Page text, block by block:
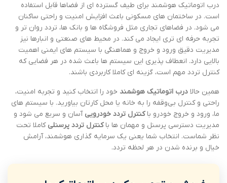
درب اتوماتیک هوشمند برای طیف گسترده ای از فضاها قابل استفاده
است. در ساختمان های مسکونی باعث افزایش امنیت و راحتی ساکنان
می شود. در فضاهای تجاری مثل فروشگاه ها و بانک ها، تردد روان تر و
تجربه حرفه ای تری ایجاد می کند. در محیط های صنعتی و انبارها نیز
مدیریت دقیق ورود و خروج و هماهنگی با سیستم های ایمنی اهمیت
بالایی دارد. انعطاف پذیری این سیستم ها باعث شده در هر فضایی که
کنترل تردد مهم است، گزینه ای کاملا کاربردی باشند.
همین حالا درب اتوماتیک هوشمند خود را انتخاب کنید و تجربه امنیت،
راحتی و کنترل بی‌وقفه را به خانه یا محل کارتان بیاورید. با سیستم های
ما، ورود و خروج خودرو باکنترل تردد خودرویی آسان و سریع می شود و
مدیریت دسترسی پرسنل و مهمان ها باکنترل تردد پرسنلی کاملا تحت
نظر شماست. انتخاب شما یعنی یک سرمایه گذاری هوشمند، آرامش
خیال و برنده شدن در هر لحظه تردد.